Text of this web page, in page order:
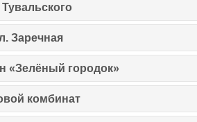
Тувальского
Заречная
«Зелёный городок»
комбинат